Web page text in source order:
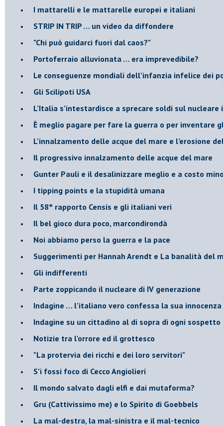
​I mattarelli e le mattarelle europei e italiani
​STRIP IN TRIP … un video da diffondere
"Chi può guidarci fuori dal caos?"
​Portoferraio alluvionata … era imprevedibile?
Le conseguenze mondiali dell’infanzia infelice dei
​Gli Scilipoti USA
L’Italia s’intestardisce a sprecare soldi sul
È meglio pagare per fare la guerra o per inventare
​L’innalzamento delle acque del mare e l’erosione
​Il progressivo innalzamento delle acque del mare
​Gunter Pauli e il desalinizzare meglio e a costo
I tipping points e la stupidità umana
​Il 58° rapporto Censis e gli italiani veri
​Il bel gioco dura poco, marcondirondà
Noi abbiamo perso la guerra e la pace
Suggerimenti per Hannah Arendt e La banalità del
​Gli indifferenti
Parte zoppicando il nucleare di IV generazione
​Indagine … l’italiano vero confessa la sua innocenza
Indagine su un cittadino al di sopra di ogni sospetto
Notizie tra l'orrore ed il grottesco
"La protervia dei ricchi e dei loro servitori"
S’i fossi foco di Cecco Angiolieri
​Il mondo salvato dagli elfi e dai mutaforma?
Gru (Cattivissimo me) e lo Spirito di Goebbels
​La mal-destra, la mal-sinistra e il mal-tecnico